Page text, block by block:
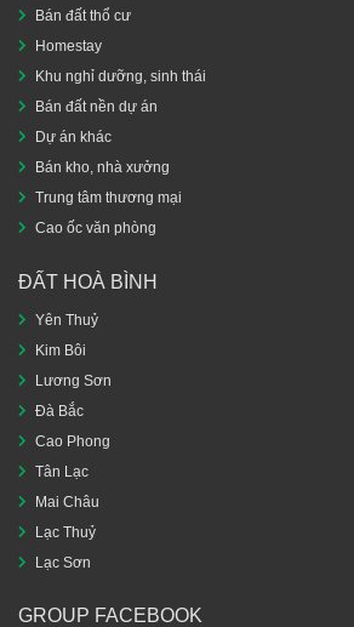
Bán đất thổ cư
Homestay
Khu nghỉ dưỡng, sinh thái
Bán đất nền dự án
Dự án khác
Bán kho, nhà xưởng
Trung tâm thương mại
Cao ốc văn phòng
ĐẤT HOÀ BÌNH
Yên Thuỷ
Kim Bôi
Lương Sơn
Đà Bắc
Cao Phong
Tân Lạc
Mai Châu
Lạc Thuỷ
Lạc Sơn
GROUP FACEBOOK